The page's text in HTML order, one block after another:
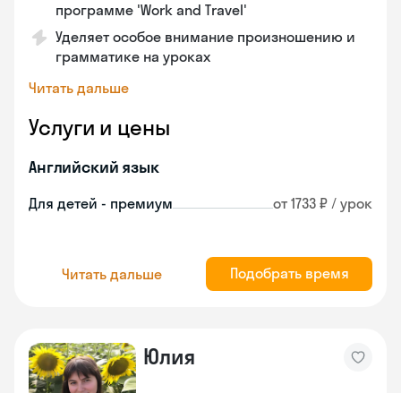
программе 'Work and Travel'
Уделяет особое внимание произношению и
грамматике на уроках
Читать дальше
Услуги и цены
Английский язык
Для детей - премиум от 1733 ₽ / урок
Читать дальше Подобрать время
Юлия